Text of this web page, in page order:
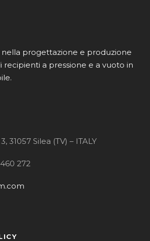
nella progettazione e produzione
recipienti a pressione e a vuoto in
31057 Silea (TV) – ITALY
272